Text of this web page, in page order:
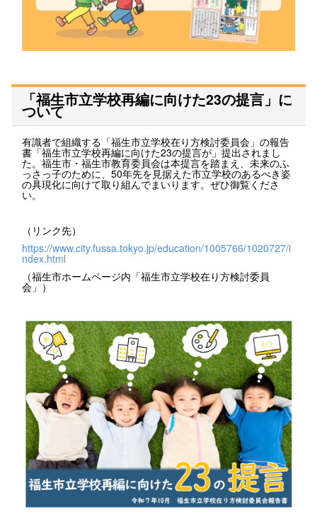
「福生市立学校再編に向けた23の提言」に
ついて
有識者で組織する「福生市立学校在り方検討委員会」の報告
書「福生市立学校再編に向けた23の提言が」提出されまし
た。福生市・福生市教育委員会は本提言を踏まえ、未来のふ
っさっ子のために、50年先を見据えた市立学校のあるべき姿
の具現化に向けて取り組んでまいります。ぜひ御覧くださ
い。
（リンク先）
https://www.city.fussa.tokyo.jp/education/1005766/1020727/i
ndex.html
（福生市ホームページ内「福生市立学校在り方検討委員
会」）